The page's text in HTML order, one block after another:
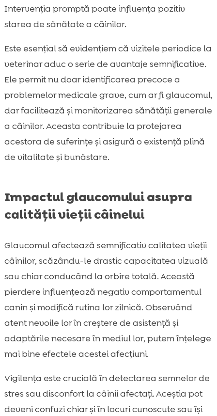
Intervenția promptă poate influența pozitiv
starea de sănătate a câinilor.
Este esențial să evidențiem că vizitele periodice la
veterinar aduc o serie de avantaje semnificative.
Ele permit nu doar identificarea precoce a
problemelor medicale grave, cum ar fi glaucomul,
dar facilitează și monitorizarea sănătății generale
a câinilor. Aceasta contribuie la protejarea
acestora de suferințe și asigură o existență plină
de vitalitate și bunăstare.
Impactul glaucomului asupra
calității vieții câinelui
Glaucomul afectează semnificativ calitatea vieții
câinilor, scăzându-le drastic capacitatea vizuală
sau chiar conducând la orbire totală. Această
pierdere influențează negativ comportamentul
canin și modifică rutina lor zilnică. Observând
atent nevoile lor în creștere de asistență și
adaptările necesare în mediul lor, putem înțelege
mai bine efectele acestei afecțiuni.
Vigilența este crucială în detectarea semnelor de
stres sau disconfort la câinii afectați. Aceștia pot
deveni confuzi chiar și în locuri cunoscute sau își